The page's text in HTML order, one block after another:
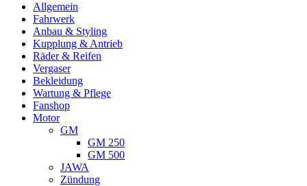
Allgemein
Fahrwerk
Anbau & Styling
Kupplung & Antrieb
Räder & Reifen
Vergaser
Bekleidung
Wartung & Pflege
Fanshop
Motor
GM
GM 250
GM 500
JAWA
Zündung